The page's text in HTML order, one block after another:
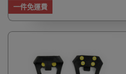
一件免運費